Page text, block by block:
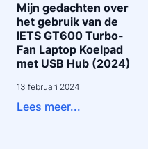
Mijn gedachten over
het gebruik van de
IETS GT600 Turbo-
Fan Laptop Koelpad
met USB Hub (2024)
13 februari 2024
Lees meer...